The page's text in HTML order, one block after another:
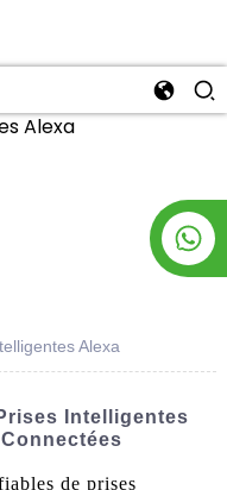
Alexa
Intelligentes
de prises